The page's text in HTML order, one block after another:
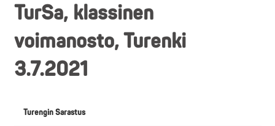
TurSa, klassinen
voimanosto, Turenki
3.7.2021
Turengin Sarastus